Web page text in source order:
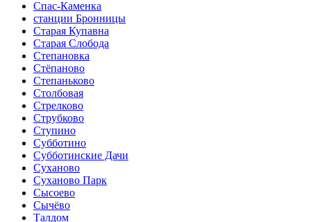
Спас-Каменка
станции Бронницы
Старая Купавна
Старая Слобода
Степановка
Стёпаново
Степаньково
Столбовая
Стрелково
Струбково
Ступино
Субботино
Субботинские Дачи
Суханово
Суханово Парк
Сысоево
Сычёво
Талдом